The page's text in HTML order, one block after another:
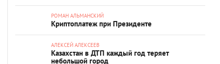
РОМАН АЛЬМАНСКИЙ
Криптоплатеж при Президенте
АЛЕКСЕЙ АЛЕКСЕЕВ
Казахстан в ДТП каждый год теряет
небольшой город